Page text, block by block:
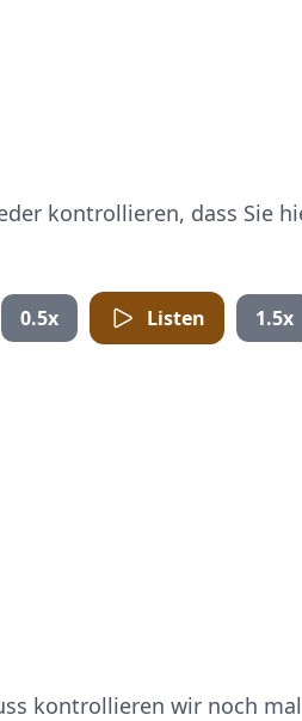
kontrollieren, dass Sie
0.5x Listen 1.5x
kontrollieren wir noch